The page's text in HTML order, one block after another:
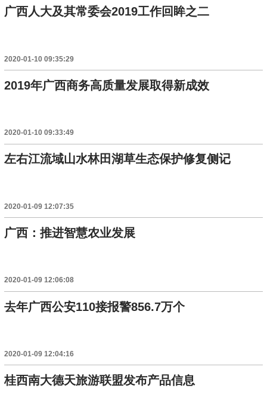
广西人大及其常委会2019工作回眸之二
2020-01-10 09:35:29
2019年广西商务高质量发展取得新成效
2020-01-10 09:33:49
左右江流域山水林田湖草生态保护修复侧记
2020-01-09 12:07:35
广西：推进智慧农业发展
2020-01-09 12:06:08
去年广西公安110接报警856.7万个
2020-01-09 12:04:16
桂西南大德天旅游联盟发布产品信息